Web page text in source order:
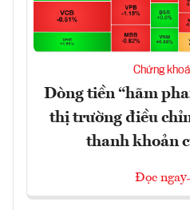
Chứng
Dòng tiền “hãm
thị trường điều
thanh khoản
Đọc ngay